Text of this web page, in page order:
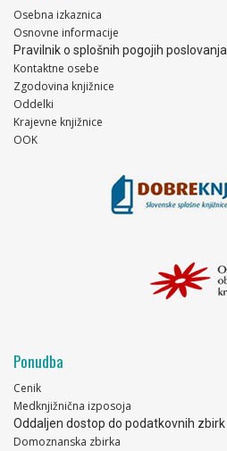
Osebna izkaznica
Osnovne informacije
Pravilnik o splošnih pogojih poslovanja
Kontaktne osebe
Zgodovina knjižnice
Oddelki
Krajevne knjižnice
OOK
Ponudba
Cenik
Medknjižnična izposoja
Oddaljen dostop do podatkovnih zbirk
Domoznanska zbirka